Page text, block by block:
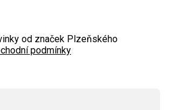
od značek Plzeňského
podmínky